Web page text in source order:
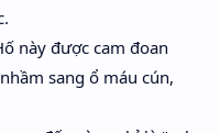
này được cam đoan
sang ổ máu cún,